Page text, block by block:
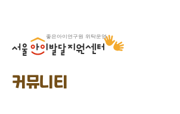
아
달
지
커뮤니티